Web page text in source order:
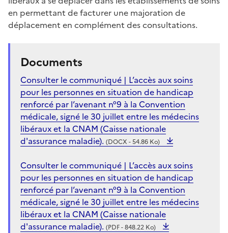
en permettant de facturer une majoration de
déplacement en complément des consultations.
Documents
Consulter le communiqué | L’accès aux soins
pour les personnes en situation de handicap
renforcé par l’avenant n°9 à la Convention
médicale, signé le 30 juillet entre les médecins
libéraux et la CNAM (Caisse nationale
d'assurance maladie). (DOCX - 54.86 Ko)
Consulter le communiqué | L’accès aux soins
pour les personnes en situation de handicap
renforcé par l’avenant n°9 à la Convention
médicale, signé le 30 juillet entre les médecins
libéraux et la CNAM (Caisse nationale
d'assurance maladie). (PDF - 848.22 Ko)